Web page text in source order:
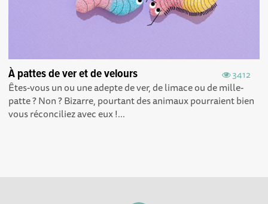
3412
À pattes de ver et de velours
Êtes-vous un ou une adepte de ver, de limace ou de mille-
patte ? Non ? Bizarre, pourtant des animaux pourraient bien
vous réconciliez avec eux !...